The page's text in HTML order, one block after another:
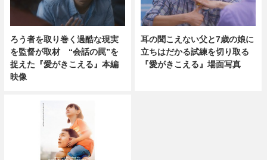
ろう者を取り巻く過酷な現実
を監督が取材 “会話の罠”を
捉えた『愛がきこえる』本編
映像
耳の聞こえない父と7歳の娘に
立ちはだかる試練を切り取る
『愛がきこえる』場面写真